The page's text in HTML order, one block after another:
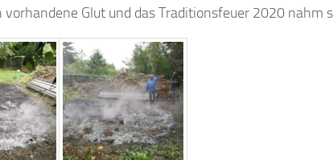
Glut und das Traditionsfeuer 2020 nahm